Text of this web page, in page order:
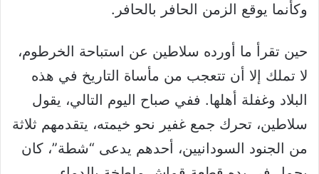
وكأنما يوقع الزمن الحافر بالحافر.
حين تقرأ ما أورده سلاطين عن استباحة الخرطوم،
لا تملك إلا أن تتعجب من مأساة التاريخ في هذه
البلاد وغفلة أهلها. ففي صباح اليوم التالي، يقول
سلاطين، تحرك جمع غفير نحو خيمته، يتقدمهم ثلاثة
من الجنود السودانيين، أحدهم يدعى “شطة”، كان